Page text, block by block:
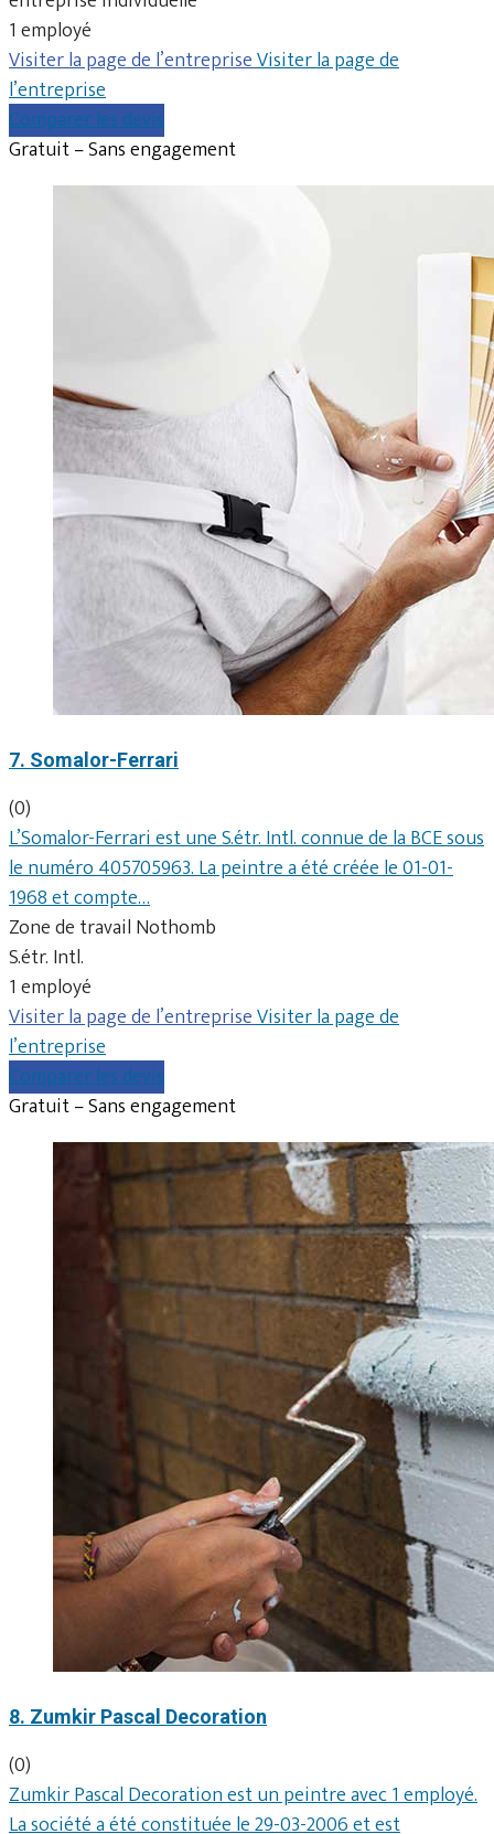
1 employé
Visiter la page de l’entrepriseVisiter la page de
l’entreprise
Comparer les devis
Gratuit – Sans engagement
7. Somalor-Ferrari
(0)
L’Somalor-Ferrari est une S.étr. Intl. connue de la BCE sous
le numéro 405705963. La peintre a été créée le 01-01-
1968 et compte…
Zone de travail Nothomb
S.étr. Intl.
1 employé
Visiter la page de l’entrepriseVisiter la page de
l’entreprise
Comparer les devis
Gratuit – Sans engagement
8. Zumkir Pascal Decoration
(0)
Zumkir Pascal Decoration est un peintre avec 1 employé.
La société a été constituée le 29-03-2006 et est